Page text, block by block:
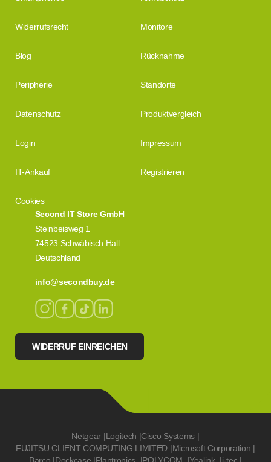
Second IT Store GmbH
Steinbeisweg 1
74523 Schwäbisch Hall
Deutschland
info@secondbuy.de
WIDERRUF EINREICHEN
Widerrufsrecht Monitore
Blog Rücknahme
Peripherie Standorte
Datenschutz Produktvergleich
Login Impressum
IT-Ankauf Registrieren
Cookies
Netgear |Logitech |Cisco Systems |
FUJITSU CLIENT COMPUTING LIMITED |Microsoft Corporation |